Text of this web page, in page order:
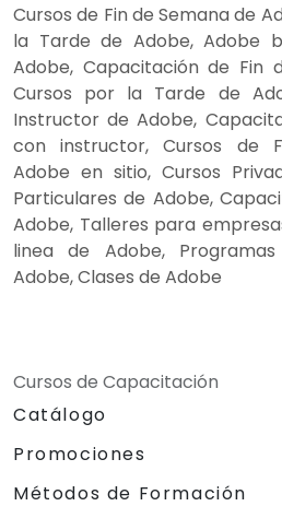
Cursos de Fin de Semana de
la Tarde de Adobe, Adobe
Adobe, Capacitación de Fin
Cursos por la Tarde de
Instructor de Adobe,
con instructor, Cursos de
Adobe en sitio, Cursos
Particulares de Adobe,
Adobe, Talleres para
linea de Adobe,
Adobe, Clases de Adobe
Cursos de Capacitación
Catálogo
Promociones
Métodos de Formación